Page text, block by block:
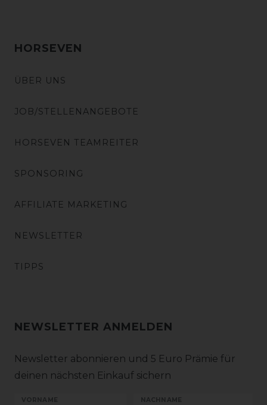
HORSEVEN
ÜBER UNS
JOB/STELLENANGEBOTE
HORSEVEN TEAMREITER
SPONSORING
AFFILIATE MARKETING
NEWSLETTER
TIPPS
NEWSLETTER ANMELDEN
Newsletter abonnieren und 5 Euro Prämie für
deinen nächsten Einkauf sichern
VORNAME NACHNAME